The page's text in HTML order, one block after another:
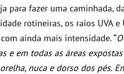
para fazer uma caminhada,
rotineiras, os raios UVA
ainda mais intensidade. “
e em todas as áreas
nuca e dorso dos pés.